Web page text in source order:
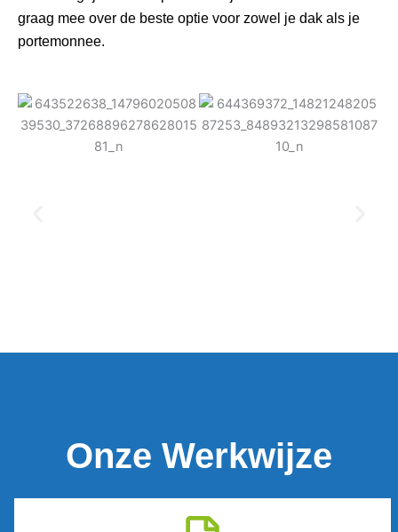
graag mee over de beste optie voor zowel je dak als je
portemonnee.
Onze Werkwijze